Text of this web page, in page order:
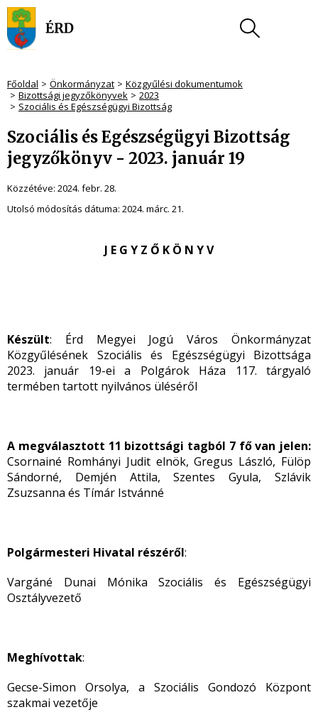
Főoldal Önkormányzat
Közgyűlési dokumentumok
Bizottsági jegyzőkönyvek
2023
Szociális és Egészségügyi Bizottság
Szociális és Egészségügyi Bizottság
jegyzőkönyv - 2023. január 19
Közzétéve: 2024. febr. 28.
Utolsó módosítás dátuma: 2024. márc. 21.
J E G Y Z Ő K Ö N Y V
Készült: Érd Megyei Jogú Város Önkormányzat
Közgyűlésének Szociális és Egészségügyi Bizottsága
2023. január 19-ei a Polgárok Háza 117. tárgyaló
termében tartott nyilvános üléséről
A megválasztott 11 bizottsági tagból 7 fő van jelen:
Csornainé Romhányi Judit elnök, Gregus László, Fülöp
Sándorné, Demjén Attila, Szentes Gyula, Szlávik
Zsuzsanna és Tímár Istvánné
Polgármesteri Hivatal részéről:
Vargáné Dunai Mónika Szociális és Egészségügyi
Osztályvezető
Meghívottak:
Gecse-Simon Orsolya, a Szociális Gondozó Központ
szakmai vezetője